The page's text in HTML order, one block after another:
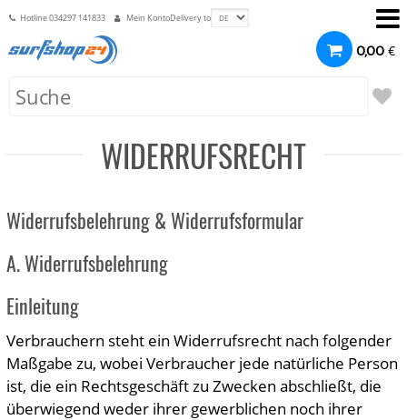
Hotline034297 141833 Mein KontoDelivery to
0,00 €
WIDERRUFSRECHT
Widerrufsbelehrung & Widerrufsformular
A. Widerrufsbelehrung
Einleitung
Verbrauchern steht ein Widerrufsrecht nach folgender
Maßgabe zu, wobei Verbraucher jede natürliche Person
ist, die ein Rechtsgeschäft zu Zwecken abschließt, die
überwiegend weder ihrer gewerblichen noch ihrer